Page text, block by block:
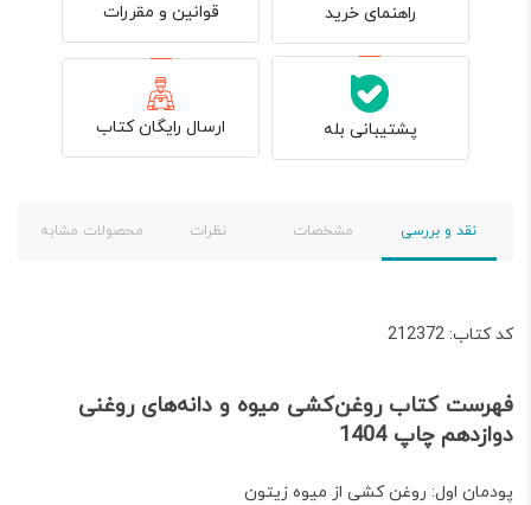
راهنمای خرید قوانین و مقررات
پشتیبانی بله ارسال رایگان کتاب
نقد و بررسی مشخصات نظرات محصولات مشابه
کد کتاب: 212372
فهرست کتاب روغن‌کشی میوه و دانه‌های روغنی
دوازدهم چاپ 1404
پودمان اول: روغن کشی از میوه زیتون